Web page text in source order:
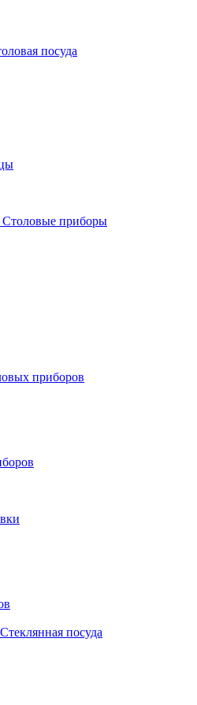
посуда
Cтоловые приборы
приборов
Стеклянная посуда